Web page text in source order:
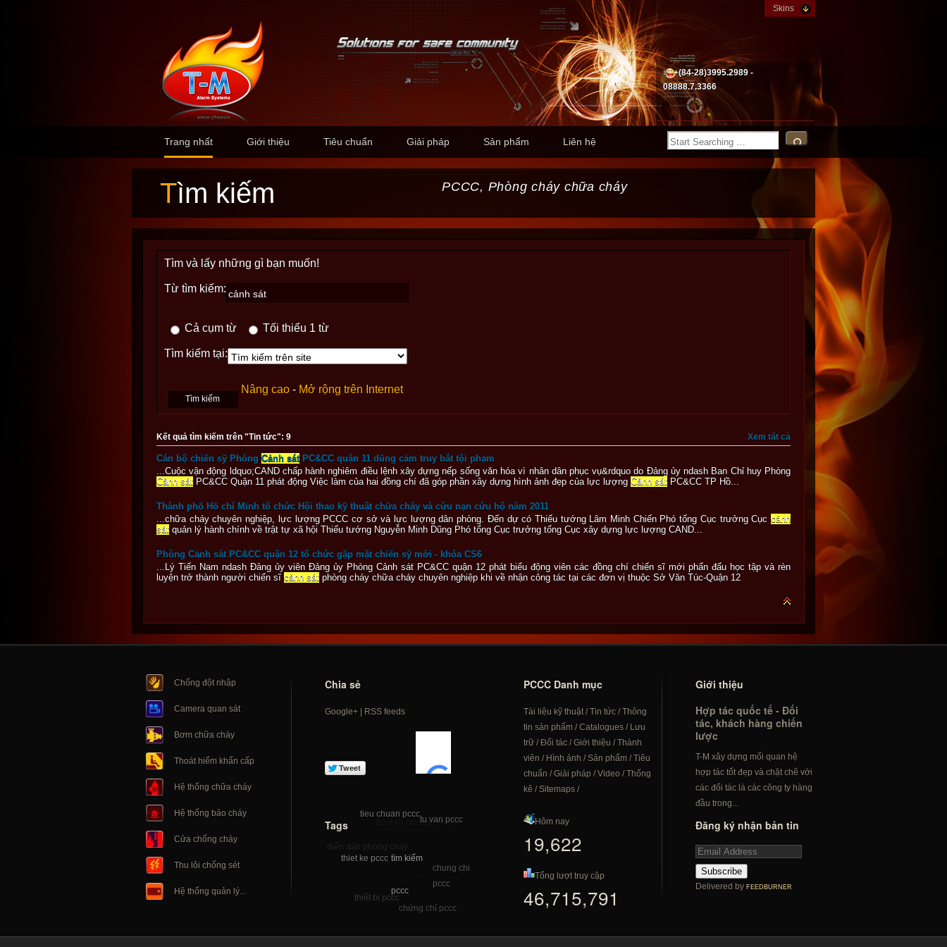
Skins
+(84-28)3995.2989 -
08888.7.3366
Trang nhất Giới thiệu Tiêu chuẩn Giải pháp Sản phẩm Liên hệ
Tìm kiếm PCCC, Phòng cháy chữa cháy
Tìm và lấy những gì bạn muốn!
Từ tìm kiếm:
Cả cụm từ Tối thiểu 1 từ
Tìm kiếm tại:
Nâng cao - Mở rộng trên Internet
Xem tất cả
Kết quả tìm kiếm trên "Tin tức": 9
Cán bộ chiến sỹ Phòng Cảnh sát PC&CC quận 11 dũng cảm truy bắt tội phạm
...Cuộc vận động ldquo;CAND chấp hành nghiêm điều lệnh xây dựng nếp sống văn hóa vì nhân dân phục vụ&rdquo do Đảng ủy ndash Ban Chỉ huy Phòng
Cảnh sát PC&CC Quận 11 phát động Việc làm của hai đồng chí đã góp phần xây dựng hình ảnh đẹp của lực lượng Cảnh sát PC&CC TP Hồ...
Thành phố Hồ chí Minh tổ chức Hội thao kỹ thuật chữa cháy và cứu nạn cứu hộ năm 2011
...chữa cháy chuyên nghiệp, lực lượng PCCC cơ sở và lực lượng dân phòng. Đến dự có Thiếu tướng Lâm Minh Chiến Phó tổng Cục trưởng Cục cảnh
sát quản lý hành chính về trật tự xã hội Thiếu tướng Nguyễn Minh Dũng Phó tổng Cục trưởng tổng Cục xây dựng lực lượng CAND...
Phòng Cảnh sát PC&CC quận 12 tổ chức gặp mặt chiến sỹ mới - khóa CS6
...Lý Tiến Nam ndash Đảng ủy viên Đảng ủy Phòng Cảnh sát PC&CC quận 12 phát biểu động viên các đồng chí chiến sĩ mới phấn đấu học tập và rèn
luyện trở thành người chiến sĩ cảnh sát phòng cháy chữa cháy chuyên nghiệp khi về nhận công tác tại các đơn vị thuộc Sở Văn Túc-Quận 12
Chống đột nhập
Camera quan sát
Bơm chữa cháy
Thoát hiểm khẩn cấp
Hệ thống chữa cháy
Hệ thống báo cháy
Cửa chống cháy
Thu lôi chống sét
Hệ thống quản lý...
Chia sẻ
Google+| RSS feeds
Tags
tìm kiếm
pccc
thiet ke pccc
tieu chuan pccc
tu van pccc
chung chi
pccc
chứng chỉ pccc
thiết bị pccc
diễn đàn phòng cháy
thiet ke phong chay
diễn đàn pc
pccc chong chay
PCCC Danh mục
Tài liệu kỹ thuật/Tin tức/Thông
tin sản phẩm/Catalogues/ Lưu
trữ/Đối tác/Giới thiệu /Thành
viên / Hình ảnh /Sản phẩm/Tiêu
chuẩn /Giải pháp /Video /Thống
kê /Sitemaps/
Hôm nay
19,622
Tổng lượt truy cập
46,715,791
Giới thiệu
Hợp tác quốc tế - Đối
tác, khách hàng chiến
lược
T-M xây dựng mối quan hệ
hợp tác tốt đẹp và chặt chẽ với
các đối tác là các công ty hàng
đầu trong...
Đăng ký nhận bản tin
Subscribe
Delivered by FEEDBURNER